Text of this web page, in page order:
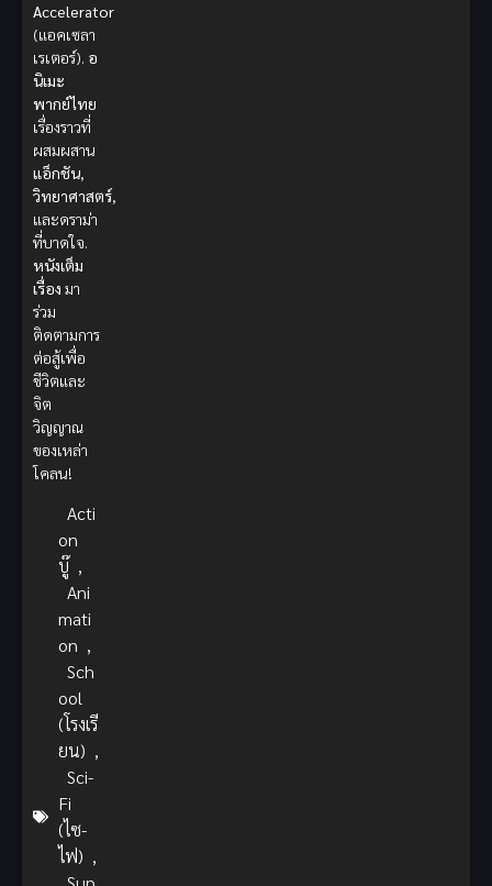
Accelerator
(แอคเซลา
เรเตอร์). อ
นิเมะ
พากย์ไทย
เรื่องราวที่
ผสมผสาน
แอ็กชัน,
วิทยาศาสตร์,
และดราม่า
ที่บาดใจ.
หนังเต็ม
เรื่อง มา
ร่วม
ติดตามการ
ต่อสู้เพื่อ
ชีวิตและ
จิต
วิญญาณ
ของเหล่า
โคลน!
Acti
on
บู๊ ,
Ani
mati
on ,
Sch
ool
(โรงเรี
ยน) ,
Sci-
Fi
(ไซ-
ไฟ) ,